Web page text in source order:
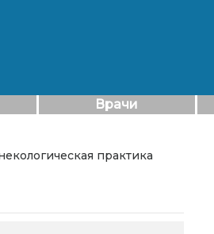
Врачи
практика